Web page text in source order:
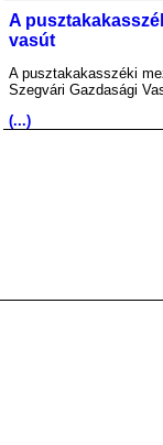
A
vasút
A pusztakakasszéki
Szegvári Gazdasági
(...)